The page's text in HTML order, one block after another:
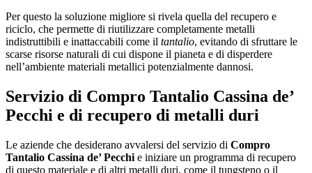
Per questo la soluzione migliore si rivela quella del recupero e
riciclo, che permette di riutilizzare completamente metalli
indistruttibili e inattaccabili come il tantalio, evitando di sfruttare le
scarse risorse naturali di cui dispone il pianeta e di disperdere
nell’ambiente materiali metallici potenzialmente dannosi.
Servizio di Compro Tantalio Cassina de’
Pecchi e di recupero di metalli duri
Le aziende che desiderano avvalersi del servizio di Compro
Tantalio Cassina de’ Pecchi e iniziare un programma di recupero
di questo materiale e di altri metalli duri, come il tungsteno o il